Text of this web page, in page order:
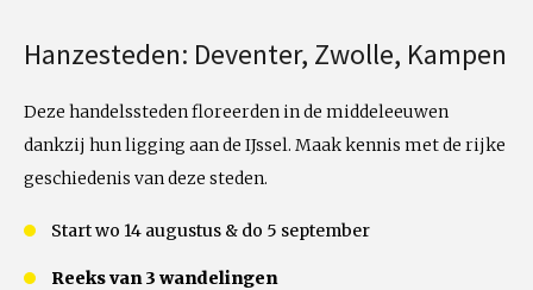
Hanzesteden: Deventer, Zwolle, Kampen
Deze handelssteden floreerden in de middeleeuwen
dankzij hun ligging aan de IJssel. Maak kennis met de rijke
geschiedenis van deze steden.
Start wo 14 augustus & do 5 september
Reeks van 3 wandelingen